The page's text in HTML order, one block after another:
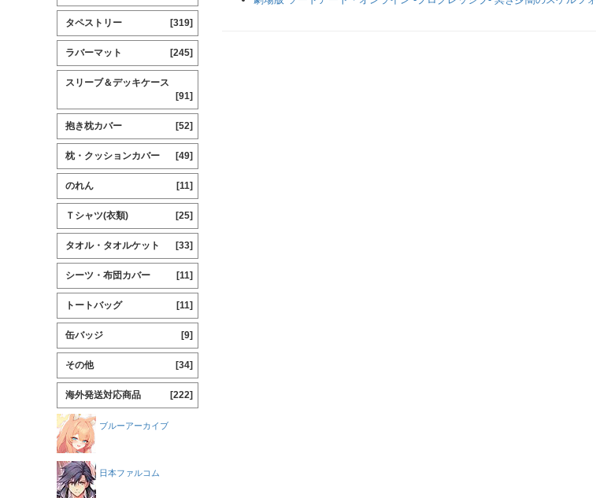
タペストリー [319]
ラバーマット [245]
スリーブ＆デッキケース
[91]
抱き枕カバー [52]
枕・クッションカバー [49]
のれん [11]
Ｔシャツ(衣類) [25]
タオル・タオルケット [33]
シーツ・布団カバー [11]
トートバッグ [11]
缶バッジ [9]
その他 [34]
海外発送対応商品 [222]
ブルーアーカイブ
日本ファルコム